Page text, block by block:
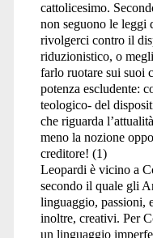
cattolicesimo.
non seguono le leggi
rivolgerci contro il
riduzionistico, o
farlo ruotare sui suoi
potenza escludente:
teologico- del
che riguarda
meno la nozione
creditore! (1)
Leopardi è vicino a
secondo il quale gli
linguaggio, passioni,
inoltre, creativi. Per
un linguaggio